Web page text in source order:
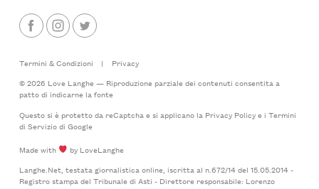
Termini & Condizioni |
Privacy
© 2026 Love Langhe — Riproduzione parziale dei contenuti consentita a
patto di indicarne la fonte
Questo si è protetto da reCaptcha e si applicano la Privacy Policye i Termini
di Serviziodi Google
Made with
by LoveLanghe
Langhe.Net, testata giornalistica online, iscritta al n.672/14 del 15.05.2014 -
Registro stampa del Tribunale di Asti - Direttore responsabile: Lorenzo